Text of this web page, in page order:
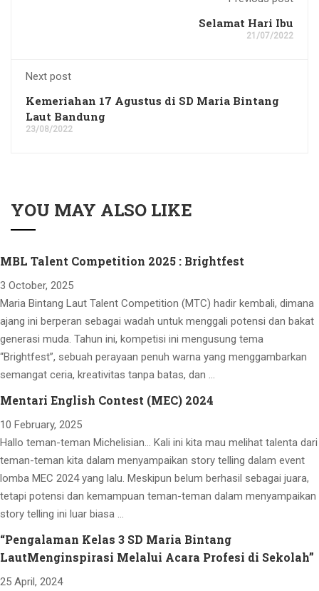
Selamat Hari Ibu
21/07/2022
Next post
Kemeriahan 17 Agustus di SD Maria Bintang
Laut Bandung
23/08/2022
YOU MAY ALSO LIKE
MBL Talent Competition 2025 : Brightfest
3 October, 2025
Maria Bintang Laut Talent Competition (MTC) hadir kembali, dimana
ajang ini berperan sebagai wadah untuk menggali potensi dan bakat
generasi muda. Tahun ini, kompetisi ini mengusung tema
“Brightfest”, sebuah perayaan penuh warna yang menggambarkan
semangat ceria, kreativitas tanpa batas, dan …
Mentari English Contest (MEC) 2024
10 February, 2025
Hallo teman-teman Michelisian… Kali ini kita mau melihat talenta dari
teman-teman kita dalam menyampaikan story telling dalam event
lomba MEC 2024 yang lalu. Meskipun belum berhasil sebagai juara,
tetapi potensi dan kemampuan teman-teman dalam menyampaikan
story telling ini luar biasa …
“Pengalaman Kelas 3 SD Maria Bintang
LautMenginspirasi Melalui Acara Profesi di Sekolah”
25 April, 2024